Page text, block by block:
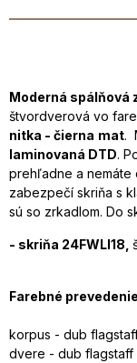
Moderná spálňová
štvordverová vo
nitka - čierna mat.
laminovaná DTD.
prehľadne a nemáte
zabezpečí skriňa s
sú so zrkadlom. Do
- skriňa 24FWLI18,
Farebné
korpus - dub
dvere - dub flagstaff